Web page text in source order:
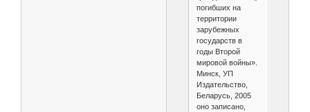
погибших на
территории
зарубежных
государств в
годы Второй
мировой войны».
Минск, УП
Издательство,
Беларусь, 2005
оно записано,